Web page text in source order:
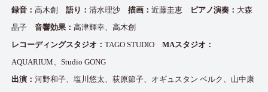
録音： 高木創語り：清水理沙描画：近藤圭恵 ピアノ演奏： 大森
晶子音響効果： 高津輝幸、高木創
レコーディングスタジオ：TAGO STUDIOMAスタジオ：
AQUARIUM、Studio GONG
出演：河野和子、塩川悠太、荻原節子、オギュスタン ベルク、山中康